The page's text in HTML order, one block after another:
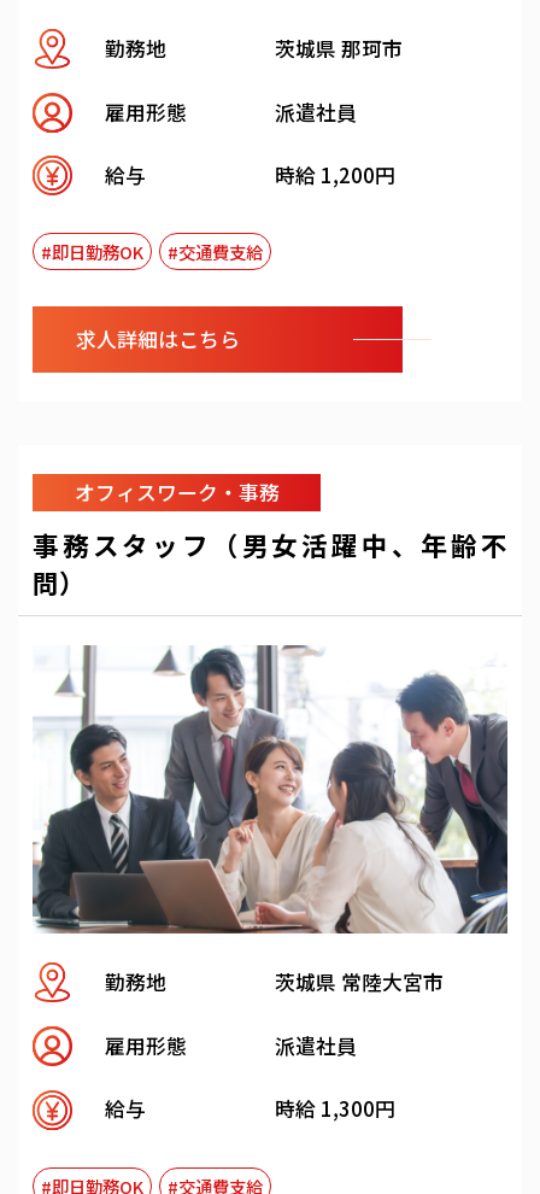
勤務地 茨城県 那珂市
雇用形態 派遣社員
給与 時給 1,200円
#即日勤務OK #交通費支給
求人詳細はこちら
オフィスワーク・事務
事務スタッフ（男女活躍中、年齢不
問）
勤務地 茨城県 常陸大宮市
雇用形態 派遣社員
給与 時給 1,300円
#即日勤務OK #交通費支給